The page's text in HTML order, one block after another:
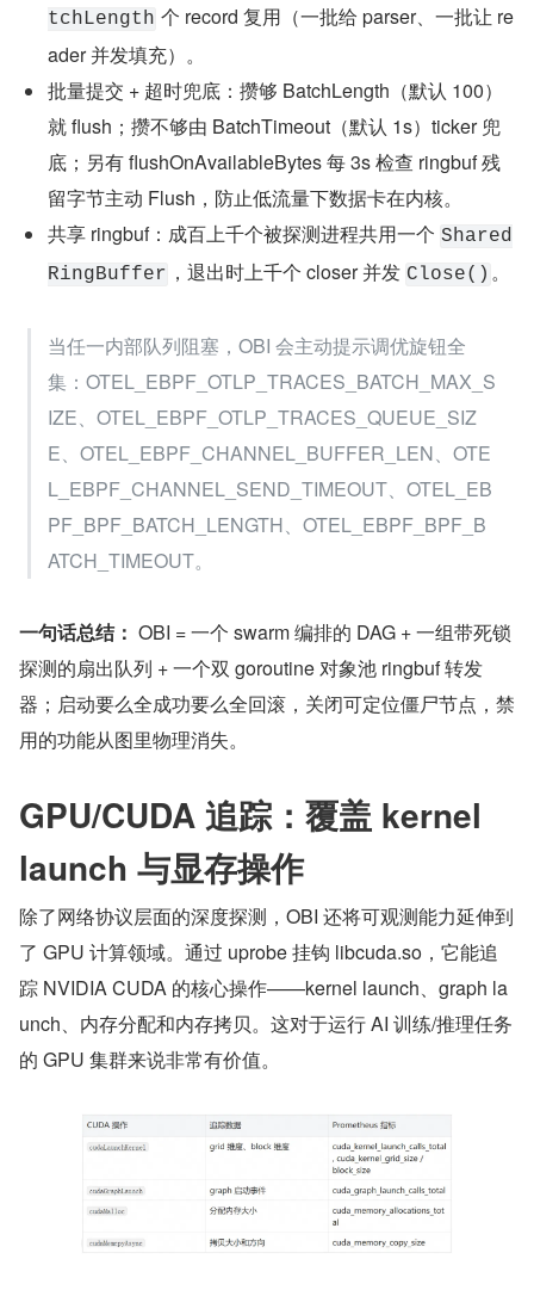
tchLength 个 record 复用（一批给 parser、一批让 re
ader 并发填充）。
批量提交 + 超时兜底：攒够 BatchLength（默认 100）
就 flush；攒不够由 BatchTimeout（默认 1s）ticker 兜
底；另有 flushOnAvailableBytes 每 3s 检查 ringbuf 残
留字节主动 Flush，防止低流量下数据卡在内核。
共享 ringbuf：成百上千个被探测进程共用一个 Shared
RingBuffer ，退出时上千个 closer 并发 Close() 。
当任一内部队列阻塞，OBI 会主动提示调优旋钮全
集：OTEL_EBPF_OTLP_TRACES_BATCH_MAX_S
IZE、OTEL_EBPF_OTLP_TRACES_QUEUE_SIZ
E、OTEL_EBPF_CHANNEL_BUFFER_LEN、OTE
L_EBPF_CHANNEL_SEND_TIMEOUT、OTEL_EB
PF_BPF_BATCH_LENGTH、OTEL_EBPF_BPF_B
ATCH_TIMEOUT。
一句话总结： OBI = 一个 swarm 编排的 DAG + 一组带死锁
探测的扇出队列 + 一个双 goroutine 对象池 ringbuf 转发
器；启动要么全成功要么全回滚，关闭可定位僵尸节点，禁
用的功能从图里物理消失。
GPU/CUDA 追踪：覆盖 kernel
launch 与显存操作
除了网络协议层面的深度探测，OBI 还将可观测能力延伸到
了 GPU 计算领域。通过 uprobe 挂钩 libcuda.so，它能追
踪 NVIDIA CUDA 的核心操作——kernel launch、graph la
unch、内存分配和内存拷贝。这对于运行 AI 训练/推理任务
的 GPU 集群来说非常有价值。